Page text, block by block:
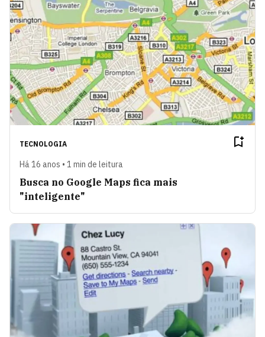
TECNOLOGIA
Há 16 anos • 1 min de leitura
Busca no Google Maps fica mais
"inteligente"